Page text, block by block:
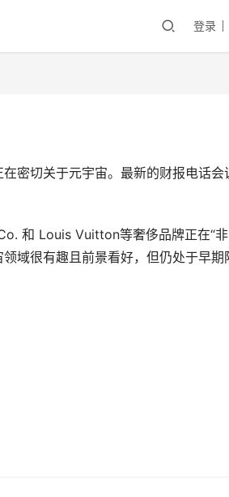
登录
密切关于元宇宙。最新的财报电话会
和 Louis Vuitton等奢侈品牌正在“非
域很有趣且前景看好，但仍处于早期